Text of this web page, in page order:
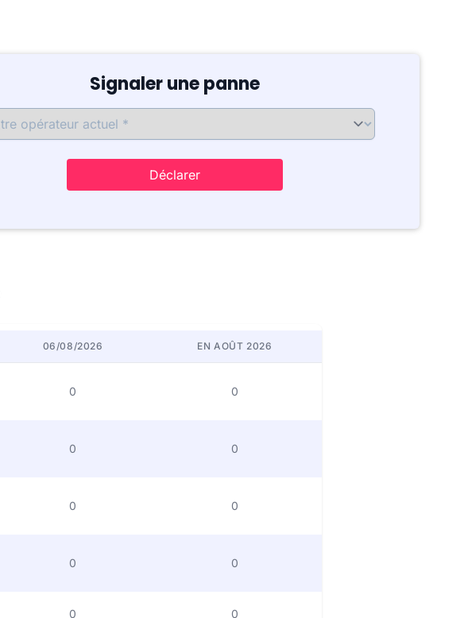
Signaler une panne
Déclarer
06/08/2026 EN AOÛT 2026
0 0
0 0
0 0
0 0
0 0